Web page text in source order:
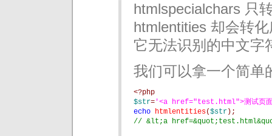
htmlspecialchars 只
htmlentities 却会转
它无法识别的中文字
我们可以拿一个简单
<?php
$str= '<a href="test.html">测试页
echo htmlentities($str );
// &lt;a